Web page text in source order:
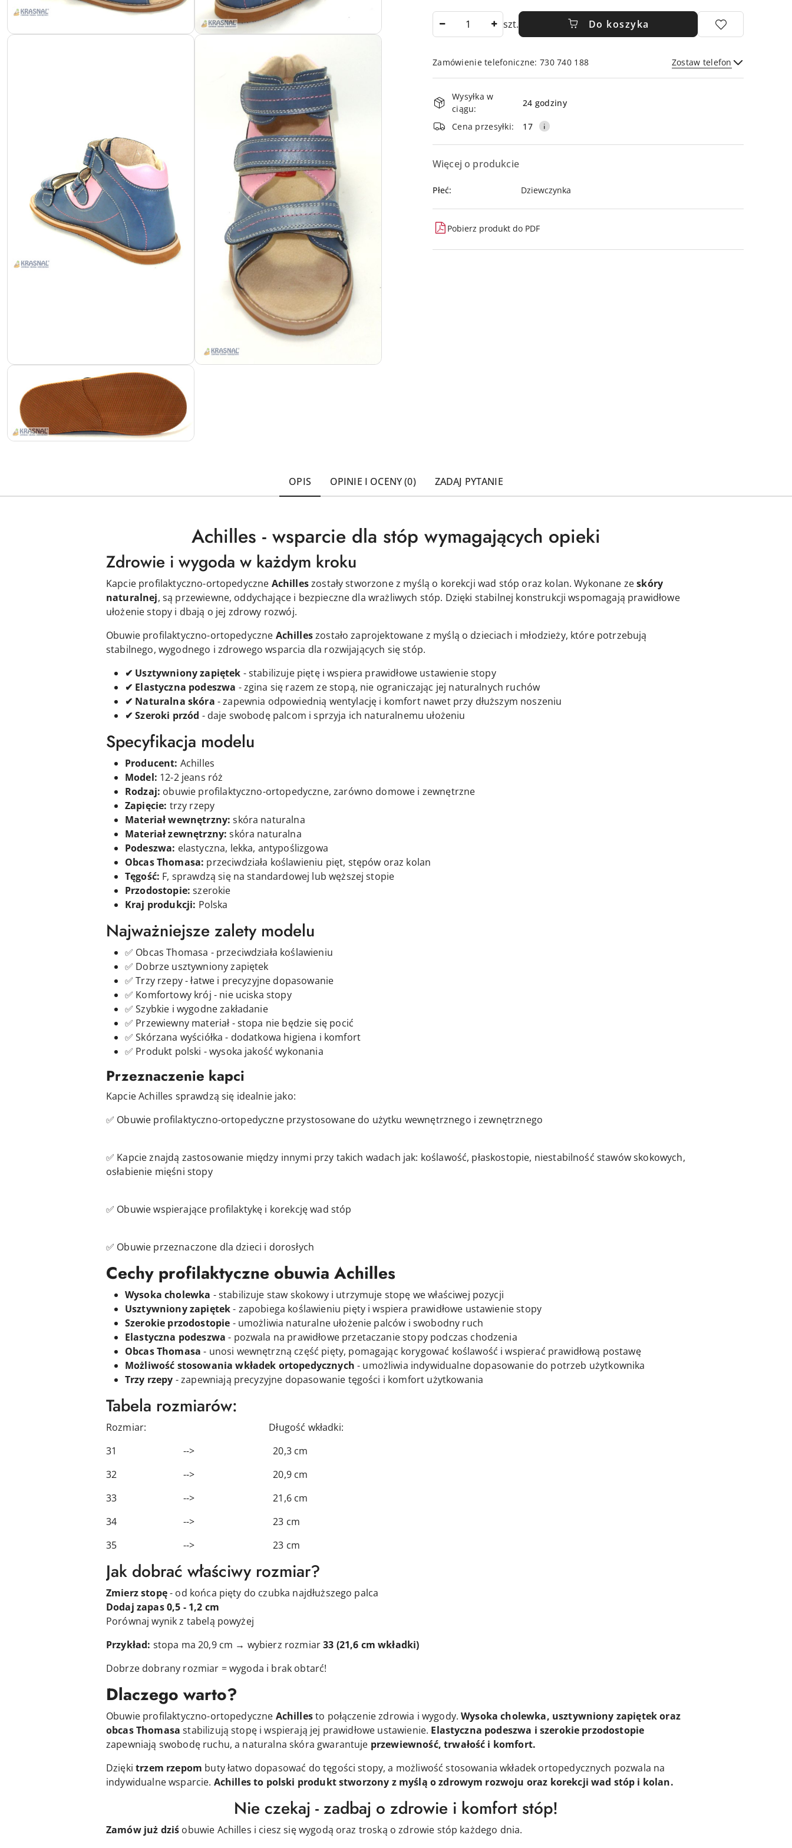
szt. Do koszyka
Zamówienie telefoniczne: 730 740 188 Zostaw telefon
Wyślij
Dostępność
i
dostawa
Wysyłka w
ciągu:
24 godziny
Cena przesyłki: 17
Więcej o produkcie
Płeć: Dziewczynka
Pobierz produkt do PDF
OPIS OPINIE I OCENY (0) ZADAJ PYTANIE
Achilles - wsparcie dla stóp wymagających opieki
Zdrowie i wygoda w każdym kroku
Kapcie profilaktyczno-ortopedyczne Achilleszostały stworzone z myślą o korekcji wad stóp oraz kolan. Wykonane zeskóry
naturalnej, są przewiewne, oddychające i bezpieczne dla wrażliwych stóp. Dzięki stabilnej konstrukcji wspomagają prawidłowe
ułożenie stopy i dbają o jej zdrowy rozwój.
Obuwie profilaktyczno-ortopedyczne Achilleszostało zaprojektowane z myślą o dzieciach i młodzieży, które potrzebują
stabilnego, wygodnego i zdrowego wsparcia dla rozwijających się stóp.
✔ Usztywniony zapiętek - stabilizuje piętę i wspiera prawidłowe ustawienie stopy
✔ Elastyczna podeszwa - zgina się razem ze stopą, nie ograniczając jej naturalnych ruchów
✔ Naturalna skóra - zapewnia odpowiednią wentylację i komfort nawet przy dłuższym noszeniu
✔ Szeroki przód - daje swobodę palcom i sprzyja ich naturalnemu ułożeniu
Specyfikacja modelu
Producent: Achilles
Model: 12-2 jeans róż
Rodzaj: obuwie profilaktyczno-ortopedyczne, zarówno domowe i zewnętrzne
Zapięcie: trzy rzepy
Materiał wewnętrzny: skóra naturalna
Materiał zewnętrzny: skóra naturalna
Podeszwa: elastyczna, lekka, antypoślizgowa
Obcas Thomasa: przeciwdziała koślawieniu pięt, stępów oraz kolan
Tęgość: F, sprawdzą się na standardowej lub węższej stopie
Przodostopie: szerokie
Kraj produkcji: Polska
Najważniejsze zalety modelu
✅ Obcas Thomasa - przeciwdziała koślawieniu
✅ Dobrze usztywniony zapiętek
✅ Trzy rzepy - łatwe i precyzyjne dopasowanie
✅ Komfortowy krój - nie uciska stopy
✅ Szybkie i wygodne zakładanie
✅ Przewiewny materiał - stopa nie będzie się pocić
✅ Skórzana wyściółka - dodatkowa higiena i komfort
✅ Produkt polski - wysoka jakość wykonania
Przeznaczenie kapci
Kapcie Achilles sprawdzą się idealnie jako:
✅ Obuwie profilaktyczno-ortopedyczne przystosowane do użytku wewnętrznego i zewnętrznego
✅ Kapcie znajdą zastosowanie między innymi przy takich wadach jak: koślawość, płaskostopie, niestabilność stawów skokowych,
osłabienie mięśni stopy
✅ Obuwie wspierające profilaktykę i korekcję wad stóp
✅ Obuwie przeznaczone dla dzieci i dorosłych
Cechy profilaktyczne obuwia Achilles
Wysoka cholewka - stabilizuje staw skokowy i utrzymuje stopę we właściwej pozycji
Usztywniony zapiętek- zapobiega koślawieniu pięty i wspiera prawidłowe ustawienie stopy
Szerokie przodostopie - umożliwia naturalne ułożenie palców i swobodny ruch
Elastyczna podeszwa - pozwala na prawidłowe przetaczanie stopy podczas chodzenia
Obcas Thomasa - unosi wewnętrzną część pięty, pomagając korygować koślawość i wspierać prawidłową postawę
Możliwość stosowania wkładek ortopedycznych - umożliwia indywidualne dopasowanie do potrzeb użytkownika
Trzy rzepy - zapewniają precyzyjne dopasowanie tęgości i komfort użytkowania
Tabela rozmiarów:
Rozmiar: Długość wkładki:
31 --> 20,3 cm
32 --> 20,9 cm
33 --> 21,6 cm
34 --> 23 cm
35 --> 23 cm
Jak dobrać właściwy rozmiar?
Zmierz stopę- od końca pięty do czubka najdłuższego palca
Dodaj zapas 0,5 - 1,2 cm
Porównaj wynik z tabelą powyżej
Przykład: stopa ma 20,9 cm → wybierz rozmiar33 (21,6 cm wkładki)
Dobrze dobrany rozmiar = wygoda i brak obtarć!
Dlaczego warto?
Obuwie profilaktyczno-ortopedyczne Achillesto połączenie zdrowia i wygody.Wysoka cholewka, usztywniony zapiętek oraz
obcas Thomasa stabilizują stopę i wspierają jej prawidłowe ustawienie. Elastyczna podeszwa i szerokie przodostopie
zapewniają swobodę ruchu, a naturalna skóra gwarantuje przewiewność, trwałość i komfort.
Dziękitrzem rzepom buty łatwo dopasować do tęgości stopy, a możliwość stosowania wkładek ortopedycznych pozwala na
indywidualne wsparcie. Achillesto polski produkt stworzony z myślą o zdrowym rozwoju oraz korekcji wad stóp i kolan.
Nie czekaj - zadbaj o zdrowie i komfort stóp!
Zamów już dziś obuwie Achilles i ciesz się wygodą oraz troską o zdrowie stóp każdego dnia.